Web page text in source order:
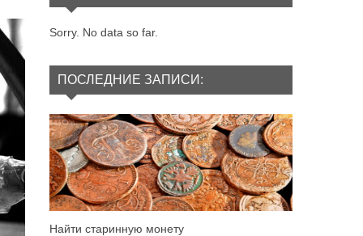
Sorry. No data so far.
ПОСЛЕДНИЕ ЗАПИСИ:
Найти старинную монету